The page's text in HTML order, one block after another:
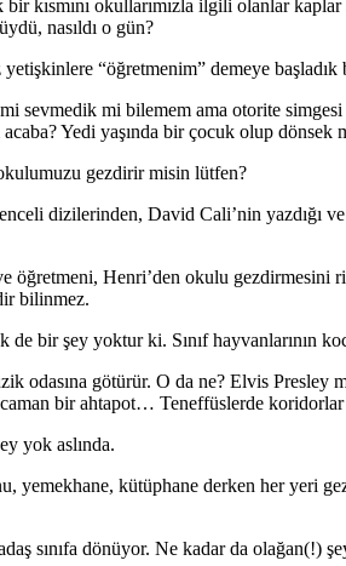
bir kısmını okullarımızla ilgili olanlar
nasıldı o gün?
“öğretmenim” demeye
sevmedik mi bilemem ama otorite
acaba? Yedi yaşında bir çocuk olup dönsek
gezdirir misin lütfen?
dizilerinden, David Cali’nin
öğretmeni, Henri’den okulu
bilinmez.
de bir şey yoktur ki. Sınıf hayvanlarının
odasına götürür. O da ne? Elvis
bir ahtapot… Teneffüslerde koridorlar
yok aslında.
yemekhane, kütüphane derken her yeri
sınıfa dönüyor. Ne kadar da olağan(!)